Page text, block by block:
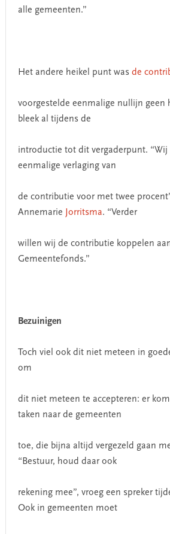
alle gemeenten.”
Het andere heikel punt was de
voorgestelde eenmalige nullijn geen
bleek al tijdens de
introductie tot dit vergaderpunt. “Wij
eenmalige verlaging van
de contributie voor met twee
Annemarie
Jorritsma. “Verder
willen wij de contributie koppelen
Gemeentefonds.”
Bezuinigen
Toch viel ook dit niet meteen in
om
dit niet meteen te accepteren: er
taken naar de gemeenten
toe, die bijna altijd vergezeld gaan
“Bestuur, houd daar ook
rekening mee”, vroeg een spreker
Ook in gemeenten moet